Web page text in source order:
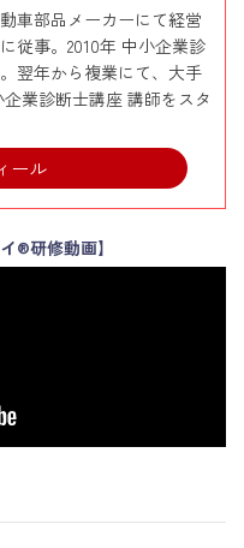
車部品メーカーにて経営
従事。2010年 中小企業診
翌年から複業にて、大手
業診断士講座 講師をスタ
ール
®研修動画】